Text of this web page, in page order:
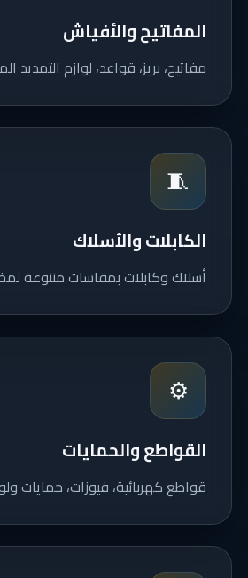
المفاتيح والأفياش
مفاتيح، بريز، قواعد، لوازم التمديد
🧵
الكابلات والأسلاك
أسلاك وكابلات بمقاسات متنوعة
⚙️
القواطع والحمايات
قواطع كهربائية، فيوزات، حمايات